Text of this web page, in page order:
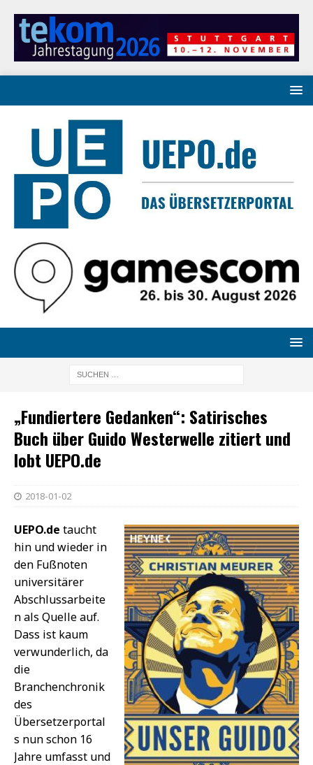
„Fundiertere Gedanken“: Satirisches
Buch über Guido Westerwelle zitiert und
lobt UEPO.de
2018-01-02
UEPO.de taucht
hin und wieder in
den Fußnoten
universitärer
Abschlussarbeite
n als Quelle auf.
Dass ist kaum
verwunderlich, da
die
Branchenchronik
des
Übersetzerportal
s nun schon 16
Jahre umfasst und